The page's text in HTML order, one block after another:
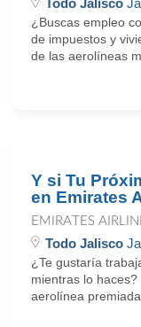
Todo Jalisco
¿Buscas empleo
de impuestos y
de las aerolíneas
Y si Tu
en Emirates
EMIRATES
Todo Jalisco
¿Te gustaría
mientras lo
aerolínea